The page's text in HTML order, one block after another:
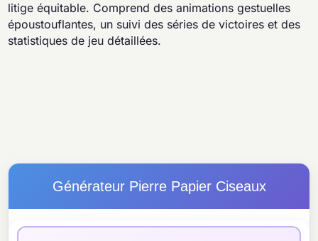
litige équitable. Comprend des animations gestuelles
époustouflantes, un suivi des séries de victoires et des
statistiques de jeu détaillées.
Générateur Pierre Papier Ciseaux